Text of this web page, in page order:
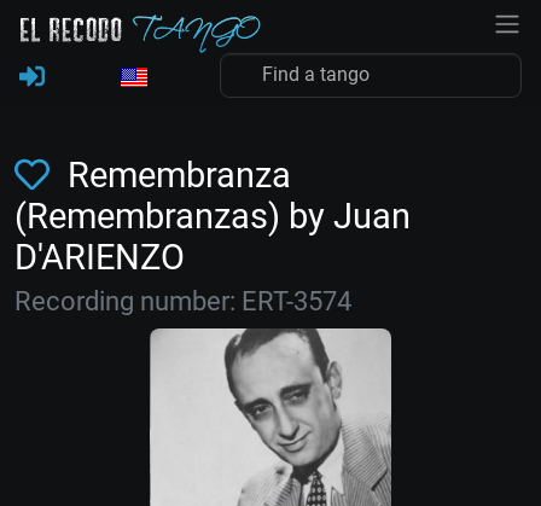
Remembranza
(Remembranzas) by Juan
D'ARIENZO
Recording number: ERT-3574